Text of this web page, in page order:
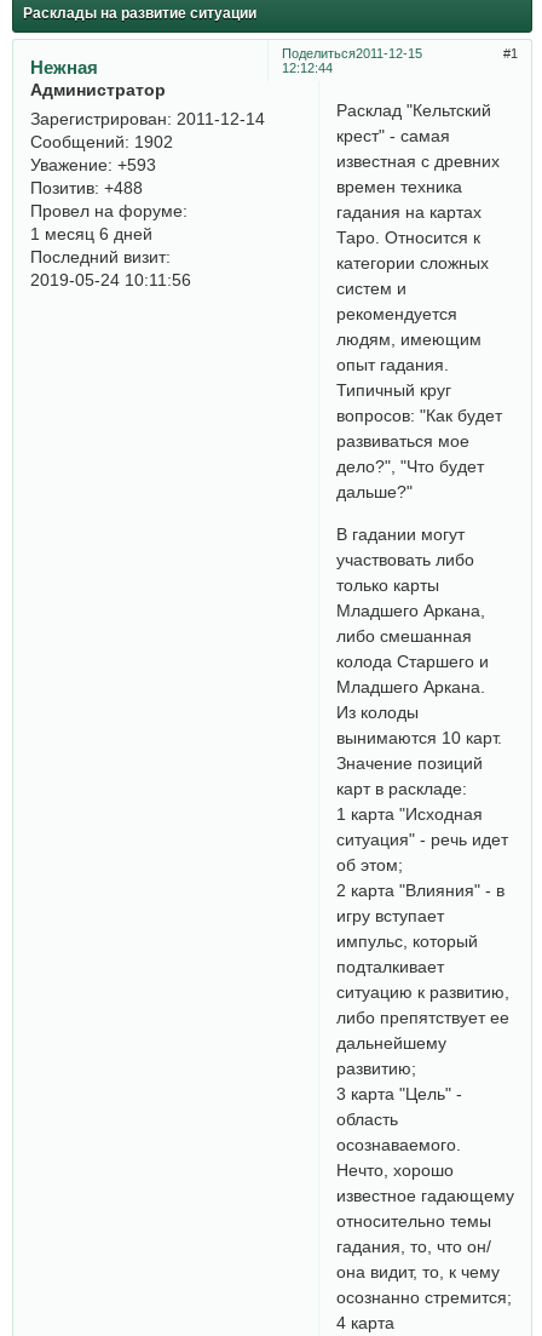
Расклады на развитие ситуации
Поделиться 1
2011-12-15
12:12:44
Нежная
Администратор
Зарегистрирован: 2011-12-14
Сообщений: 1902
Уважение: +593
Позитив: +488
Провел на форуме:
1 месяц 6 дней
Последний визит:
2019-05-24 10:11:56
Расклад "Кельтский
крест" - самая
известная с древних
времен техника
гадания на картах
Таро. Относится к
категории сложных
систем и
рекомендуется
людям, имеющим
опыт гадания.
Типичный круг
вопросов: "Как будет
развиваться мое
дело?", "Что будет
дальше?"
В гадании могут
участвовать либо
только карты
Младшего Аркана,
либо смешанная
колода Старшего и
Младшего Аркана.
Из колоды
вынимаются 10 карт.
Значение позиций
карт в раскладе:
1 карта "Исходная
ситуация" - речь идет
об этом;
2 карта "Влияния" - в
игру вступает
импульс, который
подталкивает
ситуацию к развитию,
либо препятствует ее
дальнейшему
развитию;
3 карта "Цель" -
область
осознаваемого.
Нечто, хорошо
известное гадающему
относительно темы
гадания, то, что он/
она видит, то, к чему
осознанно стремится;
4 карта